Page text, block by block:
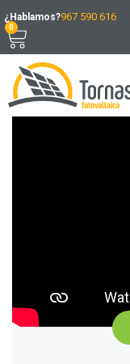
¿Hablamos?967 590 616
0